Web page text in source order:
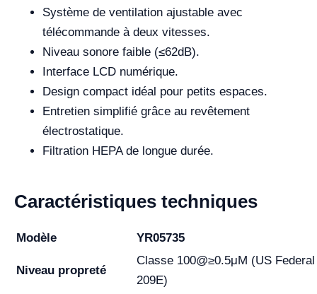
Système de ventilation ajustable avec
télécommande à deux vitesses.
Niveau sonore faible (≤62dB).
Interface LCD numérique.
Design compact idéal pour petits espaces.
Entretien simplifié grâce au revêtement
électrostatique.
Filtration HEPA de longue durée.
Caractéristiques techniques
Modèle YR05735
Niveau propreté
Classe 100@≥0.5μM (US Federal
209E)